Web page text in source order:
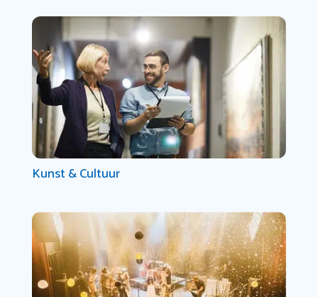
Kunst & Cultuur